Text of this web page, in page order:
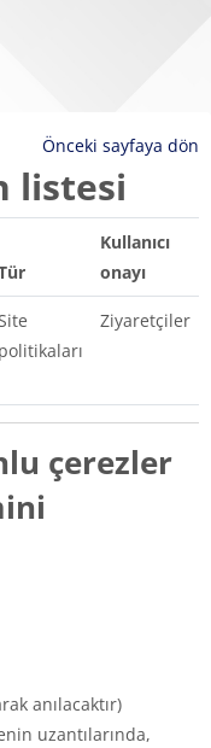
Önceki sayfaya dön
listesi
Kullanıcı
onayı
politikaları
Ziyaretçiler
çerezler
anılacaktır)
uzantılarında,